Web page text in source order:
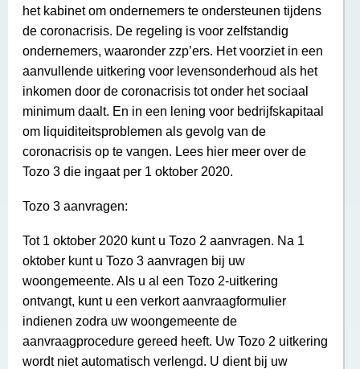
het kabinet om ondernemers te ondersteunen tijdens
de coronacrisis. De regeling is voor zelfstandig
ondernemers, waaronder zzp’ers. Het voorziet in een
aanvullende uitkering voor levensonderhoud als het
inkomen door de coronacrisis tot onder het sociaal
minimum daalt. En in een lening voor bedrijfskapitaal
om liquiditeitsproblemen als gevolg van de
coronacrisis op te vangen. Lees hier meer over de
Tozo 3 die ingaat per 1 oktober 2020.
Tozo 3 aanvragen:
Tot 1 oktober 2020 kunt u Tozo 2 aanvragen. Na 1
oktober kunt u Tozo 3 aanvragen bij uw
woongemeente. Als u al een Tozo 2-uitkering
ontvangt, kunt u een verkort aanvraagformulier
indienen zodra uw woongemeente de
aanvraagprocedure gereed heeft. Uw Tozo 2 uitkering
wordt niet automatisch verlengd. U dient bij uw